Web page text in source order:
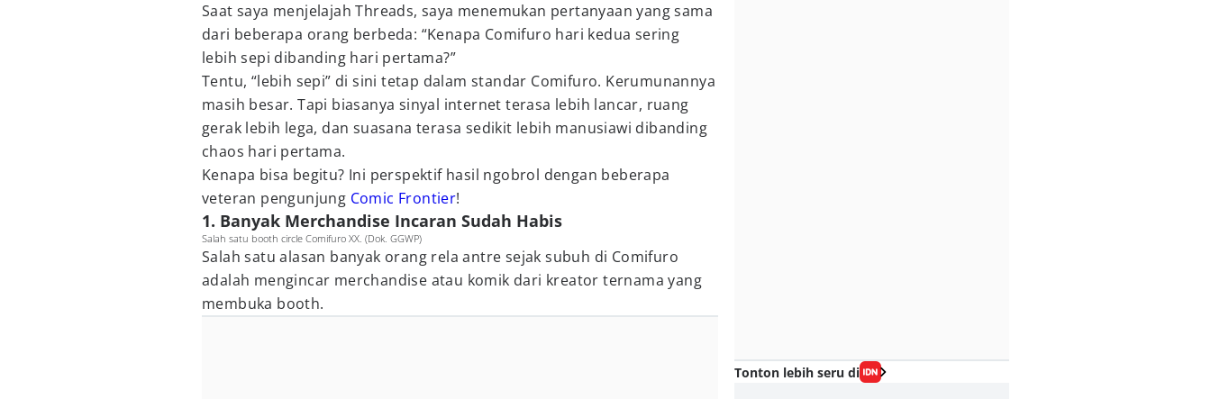
Saat saya menjelajah Threads, saya menemukan pertanyaan yang sama
dari beberapa orang berbeda: “Kenapa Comifuro hari kedua sering
lebih sepi dibanding hari pertama?”
Tentu, “lebih sepi” di sini tetap dalam standar Comifuro. Kerumunannya
masih besar. Tapi biasanya sinyal internet terasa lebih lancar, ruang
gerak lebih lega, dan suasana terasa sedikit lebih manusiawi dibanding
chaos hari pertama.
Kenapa bisa begitu? Ini perspektif hasil ngobrol dengan beberapa
veteran pengunjung Comic Frontier!
1. Banyak Merchandise Incaran Sudah Habis
Salah satu booth circle Comifuro XX. (Dok. GGWP)
Salah satu alasan banyak orang rela antre sejak subuh di Comifuro
adalah mengincar merchandise atau komik dari kreator ternama yang
membuka booth.
Tonton lebih seru di